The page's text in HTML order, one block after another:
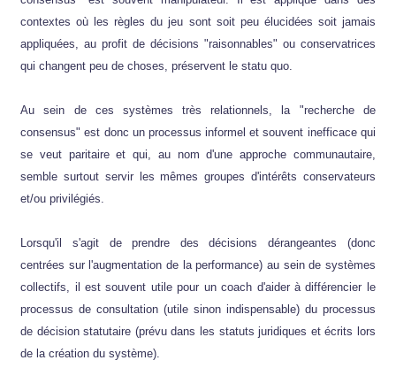
contextes où les règles du jeu sont soit peu élucidées soit jamais
appliquées, au profit de décisions "raisonnables" ou conservatrices
qui changent peu de choses, préservent le statu quo.
Au sein de ces systèmes très relationnels, la "recherche de
consensus" est donc un processus informel et souvent inefficace qui
se veut paritaire et qui, au nom d'une approche communautaire,
semble surtout servir les mêmes groupes d'intérêts conservateurs
et/ou privilégiés.
Lorsqu'il s'agit de prendre des décisions dérangeantes (donc
centrées sur l'augmentation de la performance) au sein de systèmes
collectifs, il est souvent utile pour un coach d'aider à différencier le
processus de consultation (utile sinon indispensable) du processus
de décision statutaire (prévu dans les statuts juridiques et écrits lors
de la création du système).